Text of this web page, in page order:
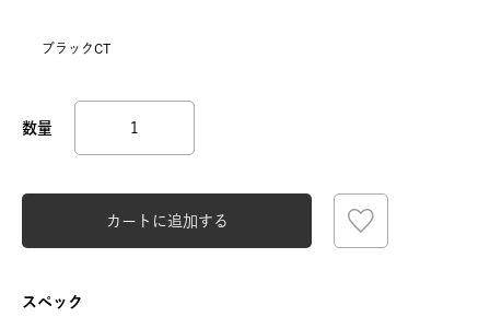
ブラックCT
カートに追加する
スペック